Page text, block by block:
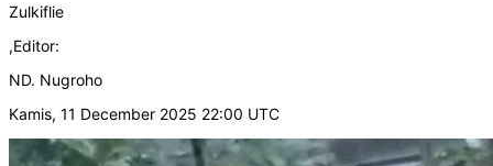
Zulkiflie
,Editor:
ND. Nugroho
Kamis, 11 December 2025 22:00 UTC